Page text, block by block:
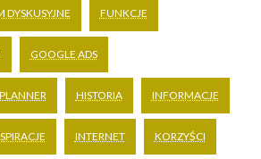
DYSKUSYJNE FUNKCJE
GOOGLE ADS
HISTORIA INFORMACJE
INTERNET KORZYŚCI